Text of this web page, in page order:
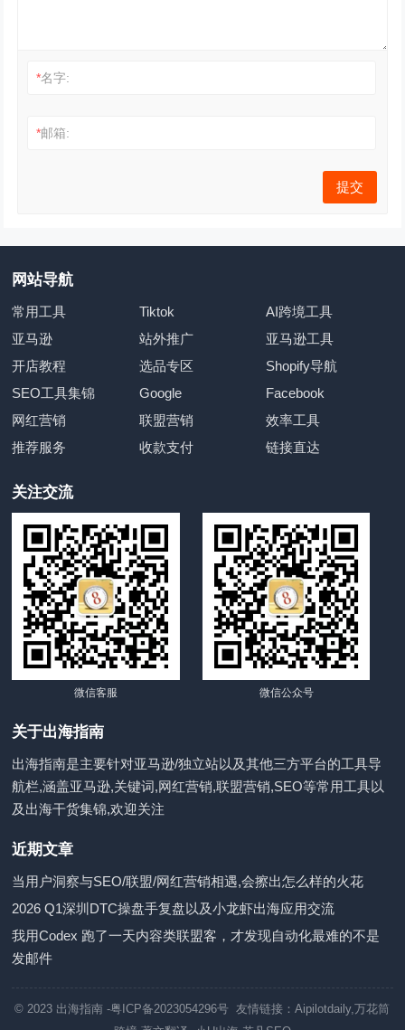
*名字:
*邮箱:
网站导航
常用工具 Tiktok
AI跨境工具
亚马逊
站外推广
亚马逊工具
开店教程
选品专区
Shopify导航
SEO工具集锦
Google
Facebook
网红营销
联盟营销
效率工具
推荐服务
收款支付 链接直达
关注交流
微信客服 微信公众号
关于出海指南
出海指南是主要针对亚马逊/独立站以及其他三方平台的工具导
航栏,涵盖亚马逊,关键词,网红营销,联盟营销,SEO等常用工具以
及出海干货集锦,欢迎关注
近期文章
当用户洞察与SEO/联盟/网红营销相遇,会擦出怎么样的火花
2026 Q1深圳DTC操盘手复盘以及小龙虾出海应用交流
我用Codex 跑了一天内容类联盟客，才发现自动化最难的不是
发邮件
© 2023 出海指南 -粤ICP备2023054296号 友情链接：Aipilotdaily,万花筒